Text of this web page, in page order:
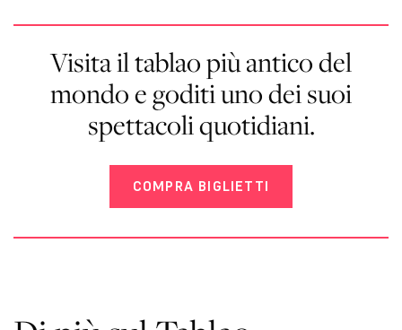
Visita il tablao più antico del
mondo e goditi uno dei suoi
spettacoli quotidiani.
COMPRA BIGLIETTI